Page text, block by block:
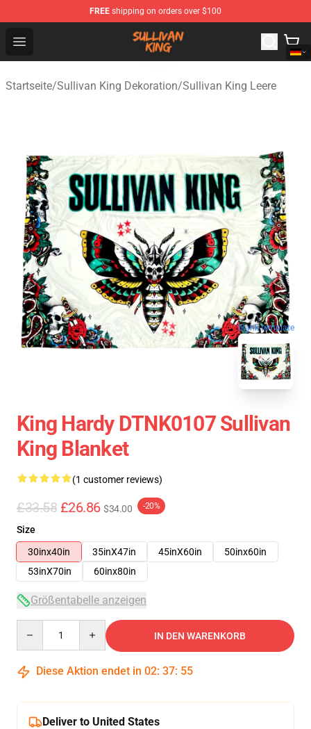
FREE shipping on orders over $100
Open menu
Sullivan King Shop - Official Sullivan King Merchandise
Startseite/Sullivan King Dekoration/Sullivan King Leere
blank template
King Hardy DTNK0107 Sullivan
King Blanket
(1 customer reviews)
£33.58 £26.86 $34.00 -20%
Size
30inx40in
35inX47in 45inX60in
50inx60in
53inX70in
60inx80in
Größentabelle anzeigen
IN DEN WARENKORB
Diese Aktion endet in 02: 37: 54
Deliver to United States